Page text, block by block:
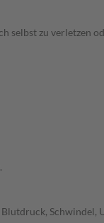
zu verletzen
Schwindel,